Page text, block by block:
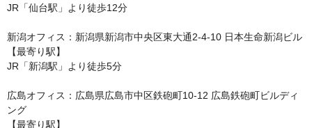
JR「仙台駅」より徒歩12分
新潟オフィス：新潟県新潟市中央区東大通2-4-10 日本生命新潟ビル
【最寄り駅】
JR「新潟駅」より徒歩5分
広島オフィス：広島県広島市中区鉄砲町10-12 広島鉄砲町ビルディ
ング
【最寄り駅】